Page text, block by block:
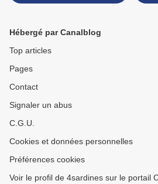
Hébergé par Canalblog
Top articles
Pages
Contact
Signaler un abus
C.G.U.
Cookies et données personnelles
Préférences cookies
Voir le profil de 4sardines sur le portail